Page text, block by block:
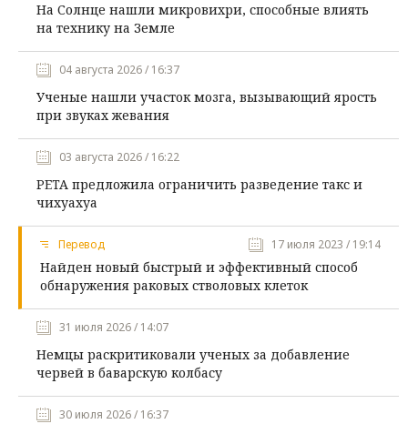
На Солнце нашли микровихри, способные влиять
на технику на Земле
04 августа 2026 / 16:37
Ученые нашли участок мозга, вызывающий ярость
при звуках жевания
03 августа 2026 / 16:22
PETA предложила ограничить разведение такс и
чихуахуа
Перевод 17 июля 2023 / 19:14
Найден новый быстрый и эффективный способ
обнаружения раковых стволовых клеток
31 июля 2026 / 14:07
Немцы раскритиковали ученых за добавление
червей в баварскую колбасу
30 июля 2026 / 16:37